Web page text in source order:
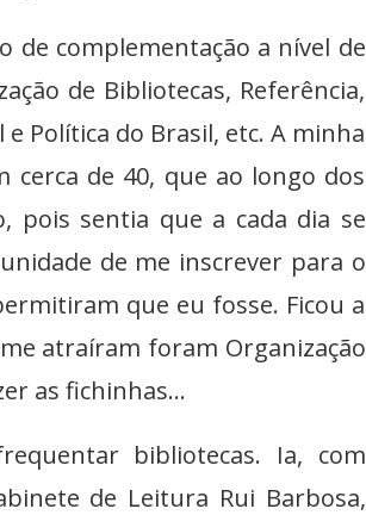
de complementação a nível de
de Bibliotecas, Referência,
Política do Brasil, etc. A minha
de 40, que ao longo dos
pois sentia que a cada dia se
de me inscrever para o
que eu fosse. Ficou a
atraíram foram Organização
as fichinhas...
bibliotecas. Ia, com
de Leitura Rui Barbosa,